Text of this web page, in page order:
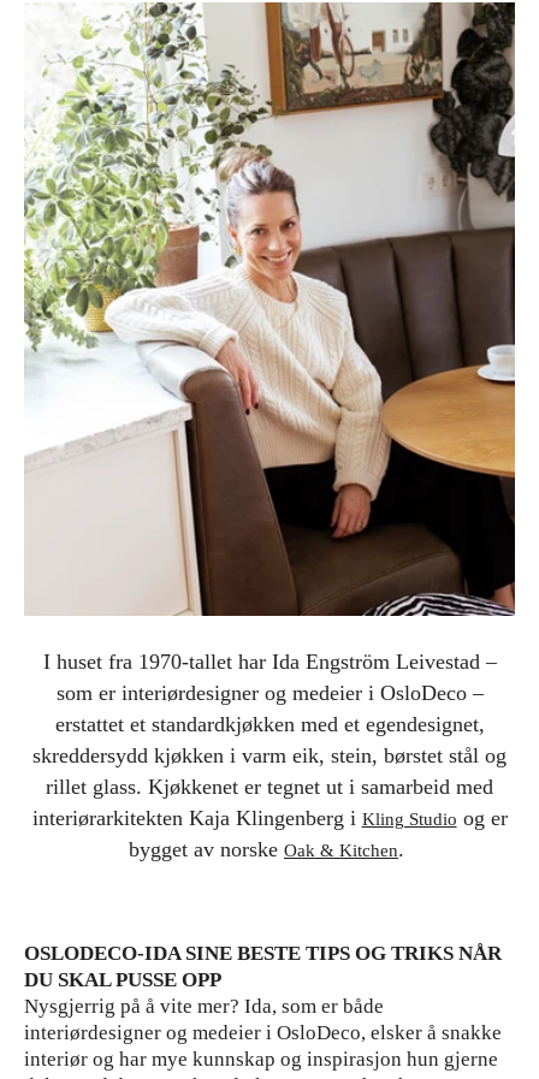
I huset fra 1970-tallet har Ida Engström Leivestad –
som er interiørdesigner og medeier i OsloDeco –
erstattet et standardkjøkken med et egendesignet,
skreddersydd kjøkken i varm eik, stein, børstet stål og
rillet glass. Kjøkkenet er tegnet ut i samarbeid med
interiørarkitekten Kaja Klingenberg i Kling Studio og er
bygget av norske Oak & Kitchen.
OSLODECO-IDA SINE BESTE TIPS OG TRIKS NÅR
DU SKAL PUSSE OPP
Nysgjerrig på å vite mer? Ida, som er både
interiørdesigner og medeier i OsloDeco, elsker å snakke
interiør og har mye kunnskap og inspirasjon hun gjerne